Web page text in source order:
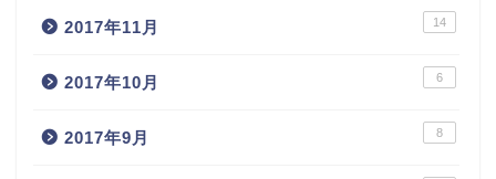
2017年11月 14
2017年10月 6
2017年9月 8